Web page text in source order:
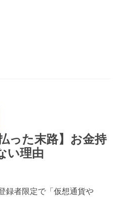
った末路】お金持
い理由
録者限定で「仮想通貨や